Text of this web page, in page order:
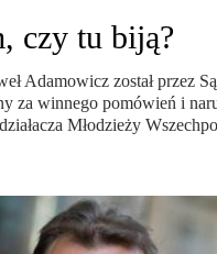
czy tu biją?
Adamowicz został przez
za winnego pomówień i
Młodzieży